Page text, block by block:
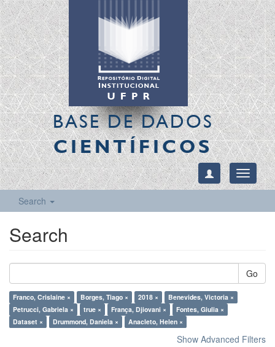
BASE DE DADOS
CIENTÍFICOS
Toggle
Search
Search
Go
Franco, Crislaine × Borges, Tiago × 2018 ×
Benevides, Victoria ×
Petrucci, Gabriela ×
true × França, Djiovani ×
Fontes, Giulia ×
Dataset ×
Drummond, Daniela × Anacleto, Helen ×
Show Advanced Filters